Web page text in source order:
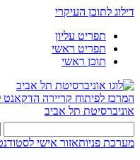
דילוג לתוכן העיקרי
תפריט עליון
תפריט ראשי
תוכן ראשי
המרכז לפיתוח קריירה הדקאנט
אוניברסיטת תל אביב
מערכת פניותאזור אישי